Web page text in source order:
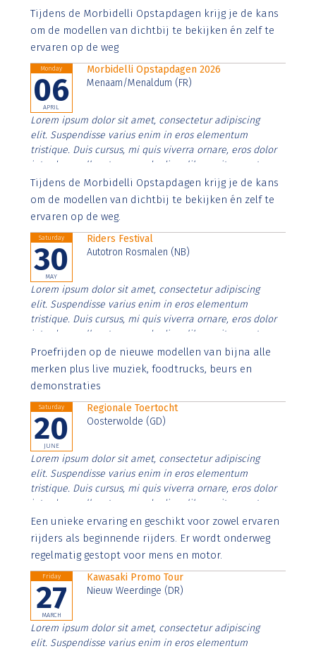
Aenean faucibus nibh et justo cursus id rutrum lorem
imperdiet. Nunc ut sem vitae risus tristique posuere.
Tijdens de Morbidelli Opstapdagen krijg je de kans
om de modellen van dichtbij te bekijken én zelf te
ervaren op de weg
Monday
06
APRIL
Morbidelli Opstapdagen 2026
Menaam/Menaldum (FR)
Lorem ipsum dolor sit amet, consectetur adipiscing
elit. Suspendisse varius enim in eros elementum
tristique. Duis cursus, mi quis viverra ornare, eros dolor
interdum nulla, ut commodo diam libero vitae erat.
Aenean faucibus nibh et justo cursus id rutrum lorem
imperdiet. Nunc ut sem vitae risus tristique posuere.
Tijdens de Morbidelli Opstapdagen krijg je de kans
om de modellen van dichtbij te bekijken én zelf te
ervaren op de weg.
Saturday
30
MAY
Riders Festival
Autotron Rosmalen (NB)
Lorem ipsum dolor sit amet, consectetur adipiscing
elit. Suspendisse varius enim in eros elementum
tristique. Duis cursus, mi quis viverra ornare, eros dolor
interdum nulla, ut commodo diam libero vitae erat.
Aenean faucibus nibh et justo cursus id rutrum lorem
imperdiet. Nunc ut sem vitae risus tristique posuere.
Proefrijden op de nieuwe modellen van bijna alle
merken plus live muziek, foodtrucks, beurs en
demonstraties
Saturday
20
JUNE
Regionale Toertocht
Oosterwolde (GD)
Lorem ipsum dolor sit amet, consectetur adipiscing
elit. Suspendisse varius enim in eros elementum
tristique. Duis cursus, mi quis viverra ornare, eros dolor
interdum nulla, ut commodo diam libero vitae erat.
Aenean faucibus nibh et justo cursus id rutrum lorem
imperdiet. Nunc ut sem vitae risus tristique posuere.
Een unieke ervaring en geschikt voor zowel ervaren
rijders als beginnende rijders. Er wordt onderweg
regelmatig gestopt voor mens en motor.
Friday
27
MARCH
Kawasaki Promo Tour
Nieuw Weerdinge (DR)
Lorem ipsum dolor sit amet, consectetur adipiscing
elit. Suspendisse varius enim in eros elementum